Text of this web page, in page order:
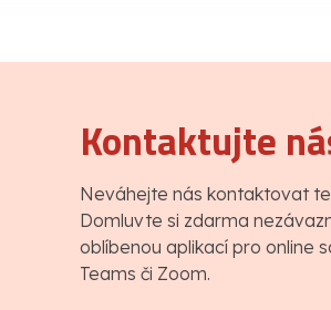
Kontaktujte
Neváhejte nás kontaktovat
Domluvte si zdarma
oblíbenou aplikací pro online
Teams či Zoom.